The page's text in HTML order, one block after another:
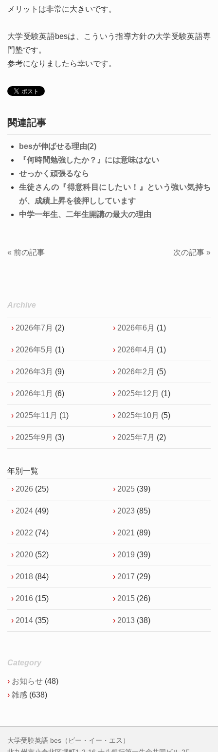
メリットは非常に大きいです。
大学受験英語besは、こういう指導方針の大学受験英語専
門塾です。
参考になりましたら幸いです。
関連記事
besが伸ばせる理由(2)
『何時間勉強したか？』には意味はない
せっかく頑張るなら
生徒さんの『得意科目にしたい！』という強い気持ち
が、成績上昇を後押ししています
中学一年生、二年生開講の最大の理由
« 前の記事 次の記事 »
Archive
2026年7月 (2) 2026年6月 (1)
2026年5月 (1) 2026年4月 (1)
2026年3月 (9) 2026年2月 (5)
2026年1月 (6) 2025年12月 (1)
2025年11月 (1) 2025年10月 (5)
2025年9月 (3) 2025年7月 (2)
年別一覧
2026 (25) 2025 (39)
2024 (49) 2023 (85)
2022 (74) 2021 (89)
2020 (52) 2019 (39)
2018 (84) 2017 (29)
2016 (15) 2015 (26)
2014 (35) 2013 (38)
Category
お知らせ (48)
雑感 (638)
大学受験英語 bes（ビー・イー・エス）